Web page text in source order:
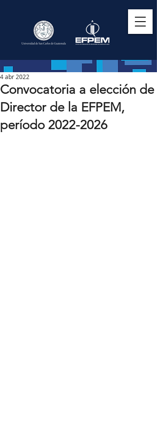
Convocatoria a elección de
Director de la EFPEM,
período 2022-2026
4 abr 2022